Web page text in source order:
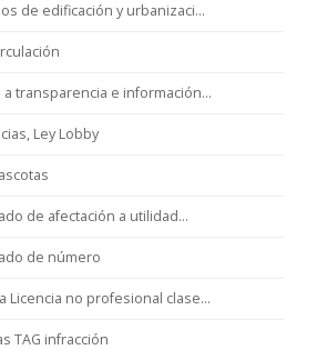
de edificación y urbanizaci...
transparencia e información...
Ley Lobby
de afectación a utilidad...
de número
Licencia no profesional clase...
TAG infracción